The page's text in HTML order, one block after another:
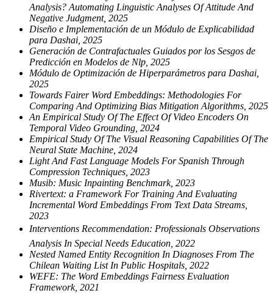
Analysis? Automating Linguistic Analyses Of Attitude And
Negative Judgment, 2025
Diseño e Implementación de un Módulo de Explicabilidad
para Dashai, 2025
Generación de Contrafactuales Guiados por los Sesgos de
Predicción en Modelos de Nlp, 2025
Módulo de Optimización de Hiperparámetros para Dashai,
2025
Towards Fairer Word Embeddings: Methodologies For
Comparing And Optimizing Bias Mitigation Algorithms, 2025
An Empirical Study Of The Effect Of Video Encoders On
Temporal Video Grounding, 2024
Empirical Study Of The Visual Reasoning Capabilities Of The
Neural State Machine, 2024
Light And Fast Language Models For Spanish Through
Compression Techniques, 2023
Musib: Music Inpainting Benchmark, 2023
Rivertext: a Framework For Training And Evaluating
Incremental Word Embeddings From Text Data Streams,
2023
Interventions Recommendation: Professionals Observations
Analysis In Special Needs Education, 2022
Nested Named Entity Recognition In Diagnoses From The
Chilean Waiting List In Public Hospitals, 2022
WEFE: The Word Embeddings Fairness Evaluation
Framework, 2021